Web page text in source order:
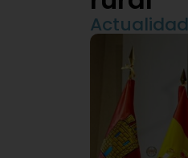
Actualidad